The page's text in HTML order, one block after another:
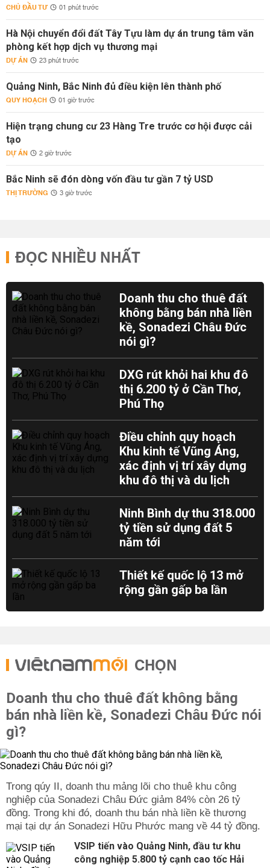
CHỦ ĐẦU TƯ 01 phút trước
Hà Nội chuyển đổi đất Tây Tựu làm dự án trung tâm văn
phòng kết hợp dịch vụ thương mại
DỰ ÁN 23 phút trước
Quảng Ninh, Bắc Ninh đủ điều kiện lên thành phố
QUY HOẠCH 01 giờ trước
Hiện trạng chung cư 23 Hàng Tre trước cơ hội được cải
tạo
DỰ ÁN 2 giờ trước
Bắc Ninh sẽ đón dòng vốn đầu tư gần 7 tỷ USD
THỊ TRƯỜNG 3 giờ trước
ĐỌC NHIỀU NHẤT
Doanh thu cho thuê đất
không bằng bán nhà liền
kề, Sonadezi Châu Đức
nói gì?
DXG rút khỏi hai khu đô
thị 6.200 tỷ ở Cần Thơ,
Phú Thọ
Điều chỉnh quy hoạch
Khu kinh tế Vũng Áng,
xác định vị trí xây dựng
khu đô thị và du lịch
Ninh Bình dự thu 318.000
tỷ tiền sử dụng đất 5
năm tới
Thiết kế quốc lộ 13 mở
rộng gần gấp ba lần
CHỌN
Doanh thu cho thuê đất không bằng
bán nhà liền kề, Sonadezi Châu Đức nói
gì?
Trong qúy II, doanh thu mảng lõi cho thuê khu công
nghiệp của Sonadezi Châu Đức giảm 84% còn 26 tỷ
đồng. Trong khi đó, doanh thu bán nhà liền kề thương
mại tại dự án Sonadezi Hữu Phước mang về 44 tỷ đồng.
VSIP tiến vào Quảng Ninh, đầu tư khu
công nghiệp 5.800 tỷ cạnh cao tốc Hải